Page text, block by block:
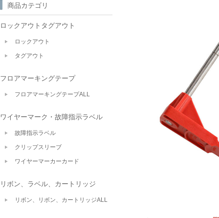
商品カテゴリ
ロックアウトタグアウト
ロックアウト
タグアウト
フロアマーキングテープ
フロアマーキングテープALL
ワイヤーマーク・故障指示ラベル
故障指示ラベル
クリップスリーブ
ワイヤーマーカーカード
リボン、ラベル、カートリッジ
リボン、リボン、カートリッジALL